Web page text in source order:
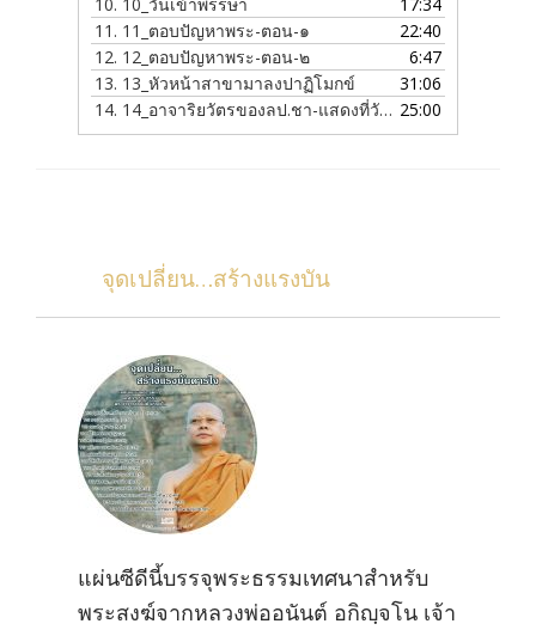
11. 11_ตอบปัญหาพระ-ตอน-๑
22:40
12. 12_ตอบปัญหาพระ-ตอน-๒
6:47
13. 13_หัวหน้าสาขามาลงปาฏิโมกข์
31:06
14. 14_อาจาริยวัตรของลป.ชา-แสดงที่วัดหนองป่าพง 25:00
จุดเปลี่ยน…สร้างแรงบัน
แผ่นซีดีนี้บรรจุพระธรรมเทศนาสำหรับ
พระสงฆ์จากหลวงพ่ออนันต์ อกิญฺจโน เจ้า